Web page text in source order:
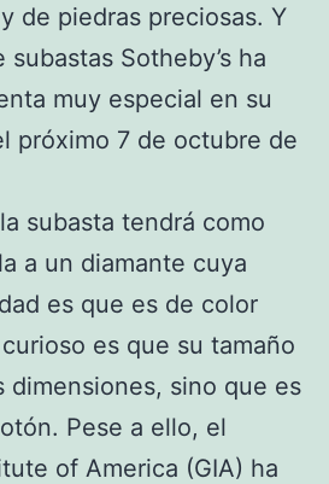
de piedras preciosas. Y
Sotheby’s ha
muy especial en su
próximo 7 de octubre de
subasta tendrá como
a un diamante cuya
es que es de color
es que su tamaño
dimensiones, sino que es
Pese a ello, el
of America (GIA) ha